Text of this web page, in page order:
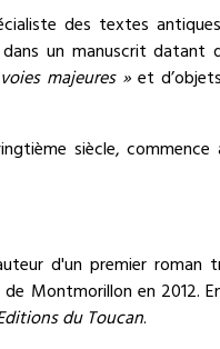
des textes
un manuscrit datant
majeures »et
siècle, commence
d'un premier roman
Montmorillon en 2012.
du Toucan.